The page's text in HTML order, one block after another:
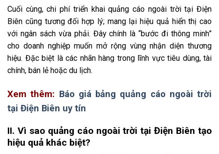
Cuối cùng, chi phí triển khai quảng cáo ngoài trời tại Điện
Biên cũng tương đối hợp lý; mang lại hiệu quả hiển thị cao
với ngân sách vừa phải. Đây chính là “bước đi thông minh”
cho doanh nghiệp muốn mở rộng vùng nhận diện thương
hiệu. Đặc biệt là các nhãn hàng trong lĩnh vực tiêu dùng, tài
chính, bán lẻ hoặc du lịch.
Xem thêm: Báo giá bảng quảng cáo ngoài trời
tại Điện Biên uy tín
II. Vì sao quảng cáo ngoài trời tại Điện Biên tạo
hiệu quả khác biệt?